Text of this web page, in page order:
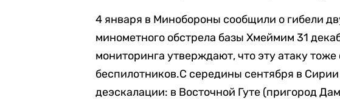
4 января в Минобороны сообщили о гибели
минометного обстрела базы Хмеймим 31
мониторинга утверждают, что эту атаку
беспилотников.С середины сентября в
деэскалации: в Восточной Гуте (пригород